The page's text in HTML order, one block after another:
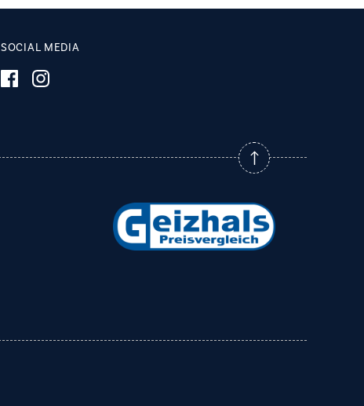
SOCIAL MEDIA